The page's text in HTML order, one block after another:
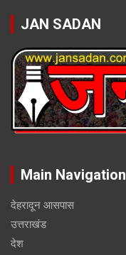
JAN SADAN
Main Navigation
देहरादून आसपास
उत्तराखंड
देश